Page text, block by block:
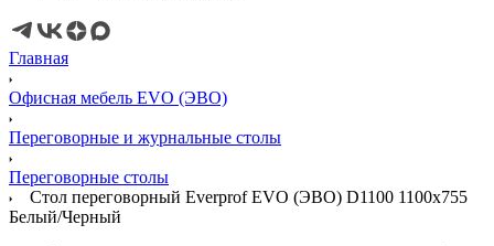
Главная
Офисная мебель EVO (ЭВО)
Переговорные и журнальные столы
Переговорные столы
Стол переговорный Everprof EVO (ЭВО) D1100 1100x755
Белый/Черный